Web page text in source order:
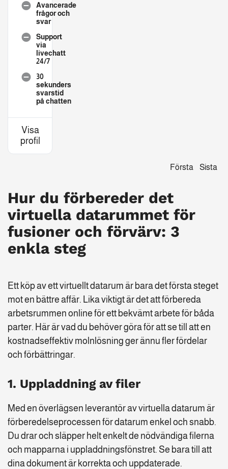
Avancerade
frågor och
svar
Support
via
livechatt
24/7
30
sekunders
svarstid
på chatten
Visa
profil
Första Sista
Hur du förbereder det
virtuella datarummet för
fusioner och förvärv: 3
enkla steg
Ett köp av ett virtuellt datarum är bara det första steget
mot en bättre affär. Lika viktigt är det att förbereda
arbetsrummen online för ett bekvämt arbete för båda
parter. Här är vad du behöver göra för att se till att en
kostnadseffektiv molnlösning ger ännu fler fördelar
och förbättringar.
1. Uppladdning av filer
Med en överlägsen leverantör av virtuella datarum är
förberedelseprocessen för datarum enkel och snabb.
Du drar och släpper helt enkelt de nödvändiga filerna
och mapparna i uppladdningsfönstret. Se bara till att
dina dokument är korrekta och uppdaterade.